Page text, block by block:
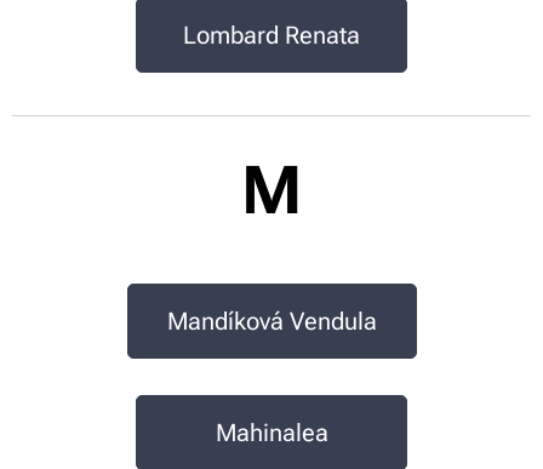
Lombard Renata
M
Mandíková Vendula
Mahinalea